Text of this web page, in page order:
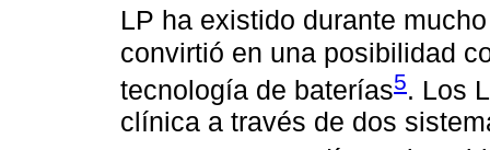
LP ha existido durante
convirtió en una posibilidad
tecnología de baterías5. Los
clínica a través de dos